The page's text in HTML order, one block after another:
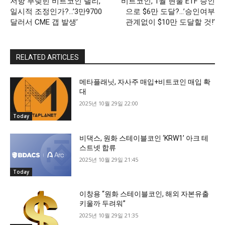
일시적 조정인가?…’3만9700
달러서 CME 갭 발생’
으로 $6만 도달?…’승인여부
관계없이 $10만 도달할 것!’
RELATED ARTICLES
Today
메타플래닛, 자사주 매입+비트코인 매입 확
대
2025년 10월 29일 22:00
Today
비댁스, 원화 스테이블코인 ‘KRW1’ 아크 테
스트넷 합류
2025년 10월 29일 21:45
이창용 “원화 스테이블코인, 해외 자본유출
키울까 두려워”
2025년 10월 29일 21:35